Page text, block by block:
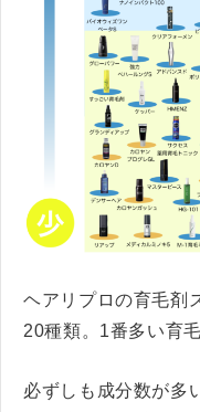
ヘアリプロの育毛剤
20種類。1番多い育
必ずしも成分数が多